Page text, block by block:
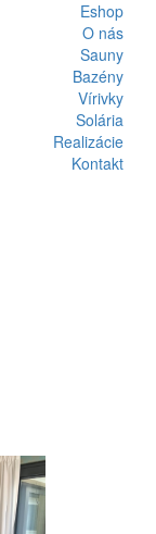
Eshop
O nás
Sauny
Bazény
Vírivky
Solária
Realizácie
Kontakt